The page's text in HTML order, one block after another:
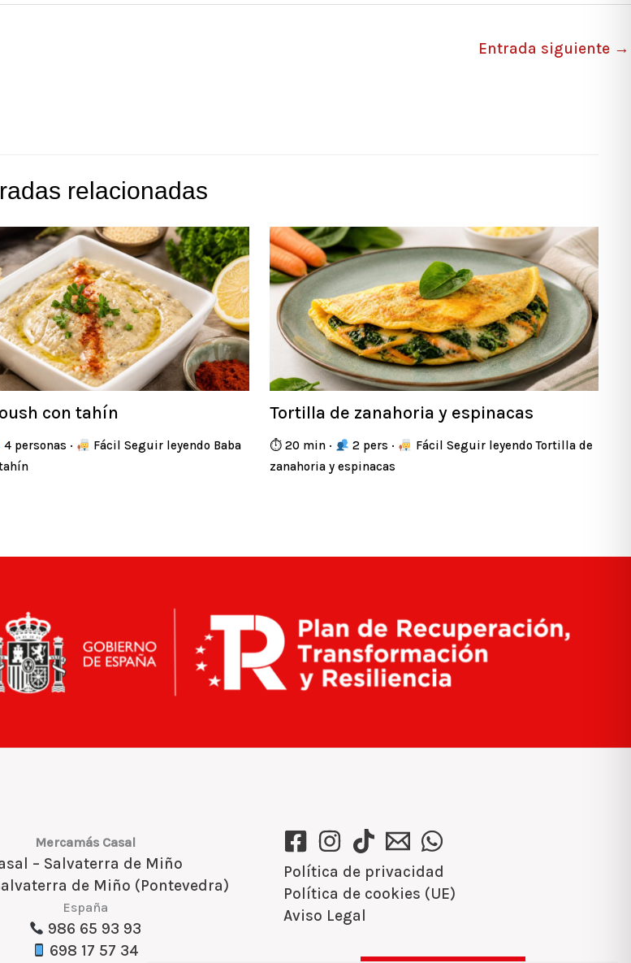
Entrada siguiente →
relacionadas
con tahín
4 personas ·
Fácil Seguir leyendo Baba
Tortilla de zanahoria y espinacas
⏱ 20 min · 2 pers ·
Fácil Seguir leyendo Tortilla de
zanahoria y espinacas
Mercamás Casal
– Salvaterra de Miño
de Miño (Pontevedra)
España
986 65 93 93
698 17 57 34
Política de privacidad
Política de cookies (UE)
Aviso Legal